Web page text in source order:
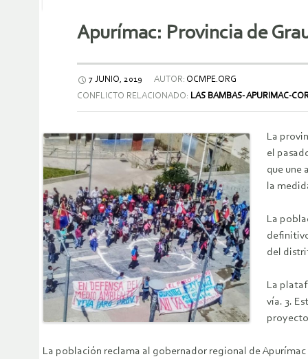
Apurímac: Provincia de
7 JUNIO, 2019 AUTOR: OCMPE.ORG
CONFLICTO RELACIONADO: LAS BAMBAS- APURIMAC-
La
el
que une
la
La
del
La
vía. 3.
La población reclama al gobernador regional de